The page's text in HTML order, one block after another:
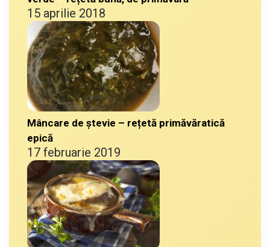
15 aprilie 2018
Mâncare de ștevie – rețetă primăvăratică
epică
17 februarie 2019